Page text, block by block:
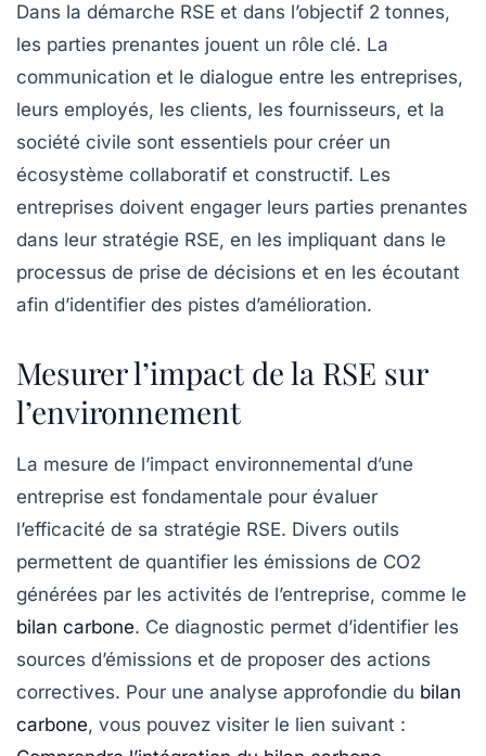
Dans la démarche RSE et dans l’objectif 2 tonnes,
les parties prenantes jouent un rôle clé. La
communication et le dialogue entre les entreprises,
leurs employés, les clients, les fournisseurs, et la
société civile sont essentiels pour créer un
écosystème collaboratif et constructif. Les
entreprises doivent engager leurs parties prenantes
dans leur stratégie RSE, en les impliquant dans le
processus de prise de décisions et en les écoutant
afin d’identifier des pistes d’amélioration.
Mesurer l’impact de la RSE sur
l’environnement
La mesure de l’impact environnemental d’une
entreprise est fondamentale pour évaluer
l’efficacité de sa stratégie RSE. Divers outils
permettent de quantifier les émissions de CO2
générées par les activités de l’entreprise, comme le
bilan carbone. Ce diagnostic permet d’identifier les
sources d’émissions et de proposer des actions
correctives. Pour une analyse approfondie du bilan
carbone, vous pouvez visiter le lien suivant :